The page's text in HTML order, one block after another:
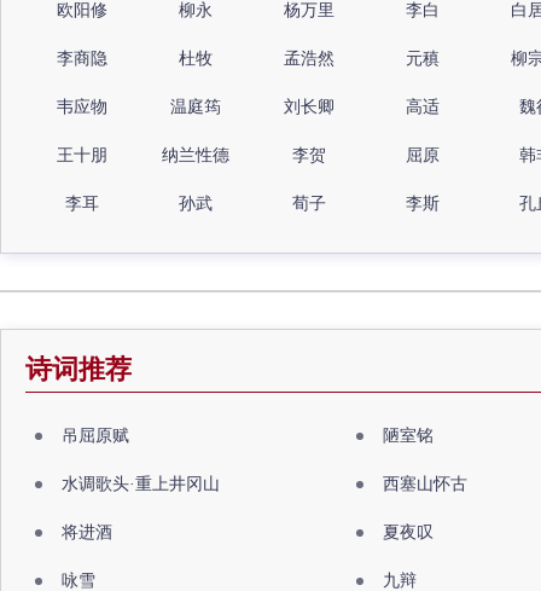
欧阳修 柳永 杨万里 李白 白
李商隐 杜牧 孟浩然 元稹 柳
韦应物 温庭筠 刘长卿 高适 魏
王十朋 纳兰性德 李贺 屈原 韩
李耳 孙武 荀子 李斯 孔
诗词推荐
吊屈原赋 陋室铭
水调歌头·重上井冈山 西塞山怀古
将进酒 夏夜叹
咏雪 九辩